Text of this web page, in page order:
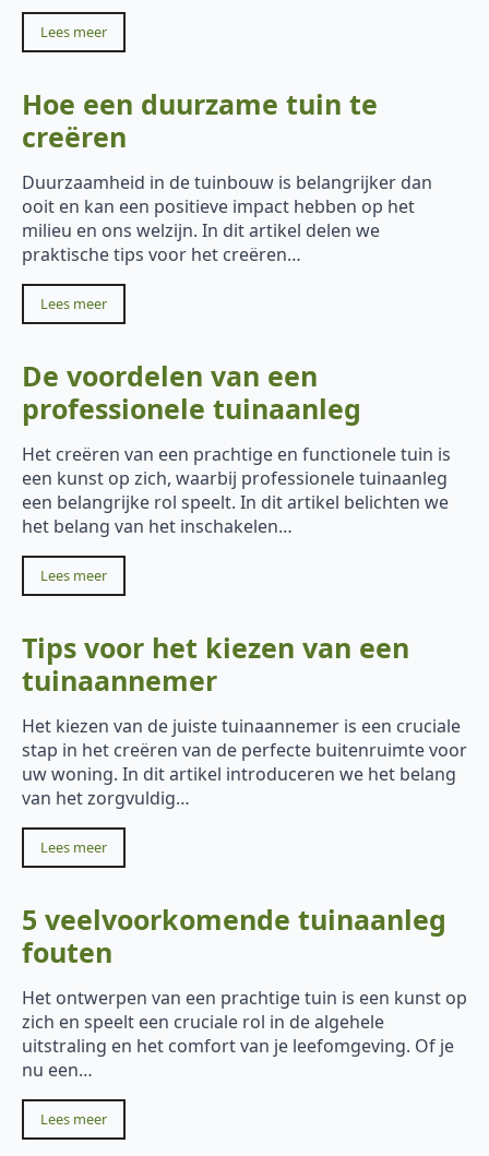
Lees meer
Hoe een duurzame tuin te
creëren
Duurzaamheid in de tuinbouw is belangrijker dan
ooit en kan een positieve impact hebben op het
milieu en ons welzijn. In dit artikel delen we
praktische tips voor het creëren…
Lees meer
De voordelen van een
professionele tuinaanleg
Het creëren van een prachtige en functionele tuin is
een kunst op zich, waarbij professionele tuinaanleg
een belangrijke rol speelt. In dit artikel belichten we
het belang van het inschakelen…
Lees meer
Tips voor het kiezen van een
tuinaannemer
Het kiezen van de juiste tuinaannemer is een cruciale
stap in het creëren van de perfecte buitenruimte voor
uw woning. In dit artikel introduceren we het belang
van het zorgvuldig…
Lees meer
5 veelvoorkomende tuinaanleg
fouten
Het ontwerpen van een prachtige tuin is een kunst op
zich en speelt een cruciale rol in de algehele
uitstraling en het comfort van je leefomgeving. Of je
nu een…
Lees meer